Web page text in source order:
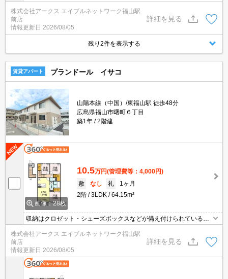
株式会社アークス エイブルネットワーク福山駅
前店
情報更新日 2026/08/05
詳細を見る
残り2件を表示する
賃貸アパート プランドール イサコ
山陽本線（中国）/東福山駅 徒歩48分
広島県福山市曙町６丁目
築1年
2階建
画像：28枚
10.5万円(管理費等：4,000円)
敷
なし 礼
1ヶ月
2階
3LDK 64.15m²
収納はクロゼット・シューズボックスなどが備え付けられているの
で、衣類や日用品の収納に重宝します。室内設備は浴室乾燥機・洗
面所独立などが揃っており、とても充実しています。TVインターホ
ンで、モニターから来訪者が確認できます。駐車場料金が月額3300
円のアパートです。お湯を沸かし直せる追い焚き機能付きです。
株式会社アークス エイブルネットワーク福山駅
前店
情報更新日 2026/08/05
詳細を見る